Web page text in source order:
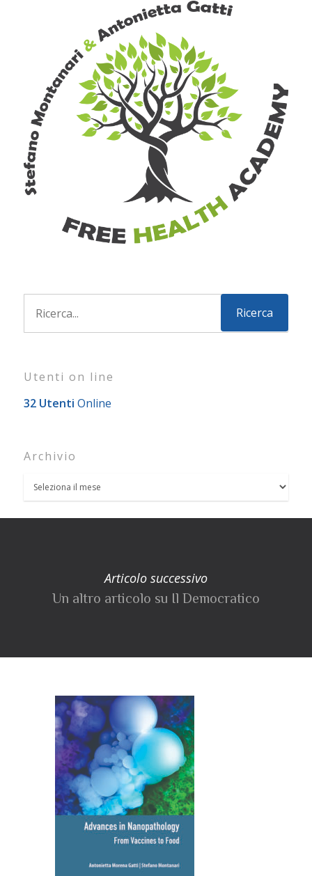
Utenti on line
32 Utenti Online
Archivio
Articolo successivo
Un altro articolo su Il Democratico